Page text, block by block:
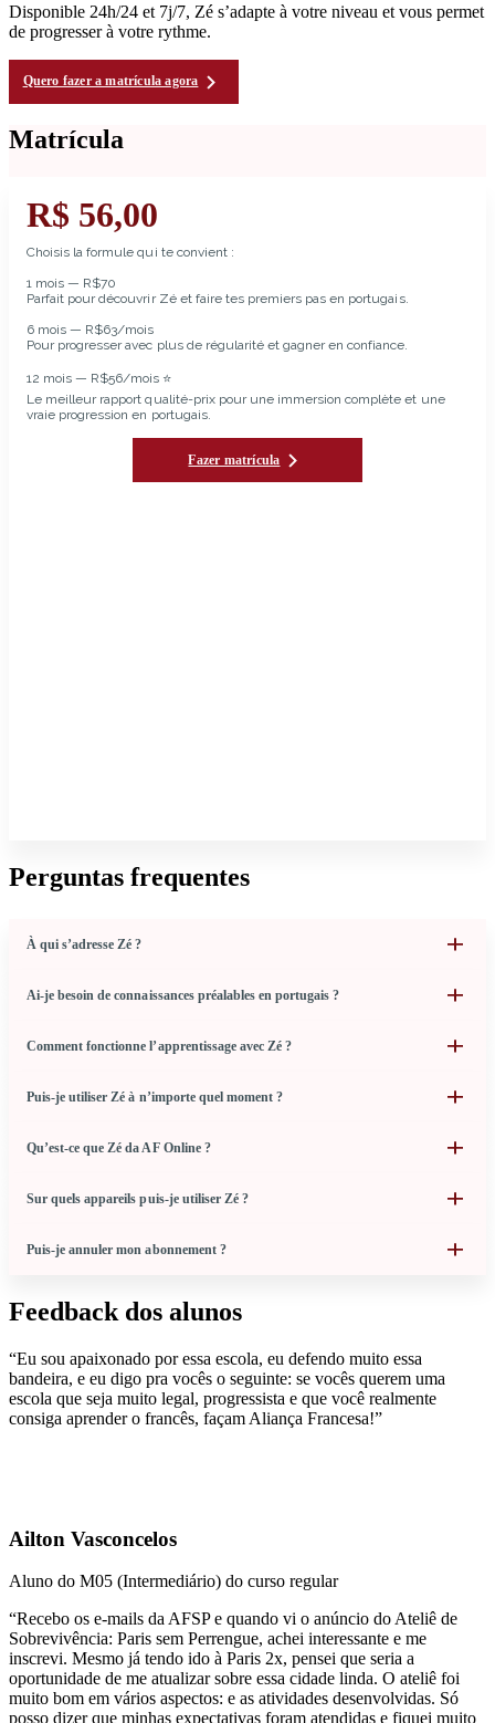
Disponible 24h/24 et 7j/7, Zé s’adapte à votre niveau et vous permet
de progresser à votre rythme.
Quero fazer a matrícula agora
Matrícula
R$ 56,00
Choisis la formule qui te convient :
1 mois — R$70
Parfait pour découvrir Zé et faire tes premiers pas en portugais.
6 mois — R$63/mois
Pour progresser avec plus de régularité et gagner en confiance.
12 mois — R$56/mois ⭐
Le meilleur rapport qualité-prix pour une immersion complète et une
vraie progression en portugais.
Fazer matrícula
Perguntas frequentes
À qui s’adresse Zé ?
Ai-je besoin de connaissances préalables en portugais ?
Comment fonctionne l’apprentissage avec Zé ?
Puis-je utiliser Zé à n’importe quel moment ?
Qu’est-ce que Zé da AF Online ?
Sur quels appareils puis-je utiliser Zé ?
Puis-je annuler mon abonnement ?
Feedback dos alunos
“Eu sou apaixonado por essa escola, eu defendo muito essa
bandeira, e eu digo pra vocês o seguinte: se vocês querem uma
escola que seja muito legal, progressista e que você realmente
consiga aprender o francês, façam Aliança Francesa!”
Ailton Vasconcelos
Aluno do M05 (Intermediário) do curso regular
“Recebo os e-mails da AFSP e quando vi o anúncio do Ateliê de
Sobrevivência: Paris sem Perrengue, achei interessante e me
inscrevi. Mesmo já tendo ido à Paris 2x, pensei que seria a
oportunidade de me atualizar sobre essa cidade linda. O ateliê foi
muito bom em vários aspectos: e as atividades desenvolvidas. Só
posso dizer que minhas expectativas foram atendidas e fiquei muito